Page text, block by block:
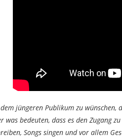
jüngeren Publikum zu
was bedeuten, dass es den Zugang
Songs singen und vor allem